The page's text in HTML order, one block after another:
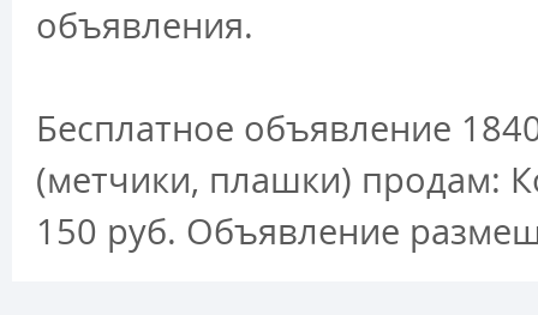
объявления.
Бесплатное объявление
(метчики, плашки) продам:
150 руб. Объявление